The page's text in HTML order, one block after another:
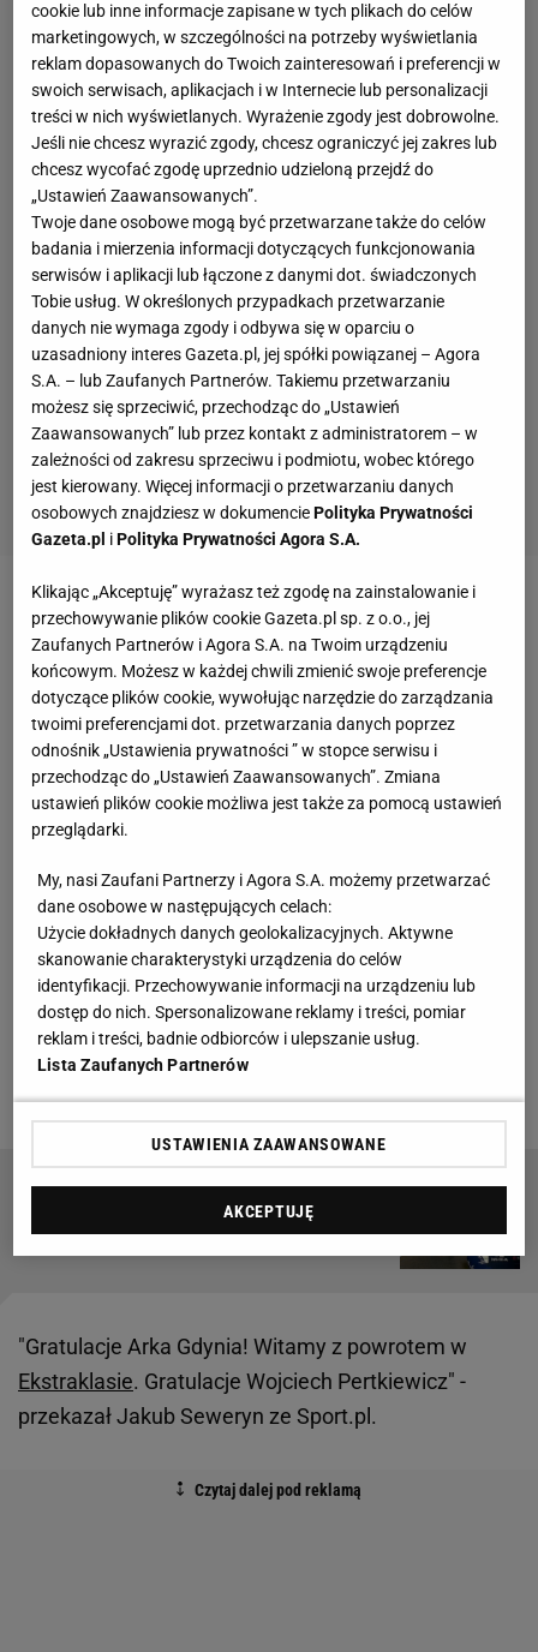
Zobacz wideoKosecki wprost o przyszłości Feio po
finale Pucharu Polski! Oto cała prawda
Tak eksperci zareagowali na powrót Arki Gdynia do
ekstraklasy. Wymowne słowa
Momentalnie po niedzielnym meczu na zwycięstwo
eksperci. Filip Modrzejewski ze Sport.pl zauważył,
że zbyt dużo błędów popełnił arbiter, którego
decyzje wywołały bardzo duże kontrowersje.
"Fatalnymeczsędziego Kuźmy" - napisał na portalu
"Gratulacje Arka Gdynia! Witamy z powrotem w
Ekstraklasie. Gratulacje Wojciech Pertkiewicz" -
przekazał Jakub Seweryn ze Sport.pl.
cookie lub inne informacje zapisane w tych plikach do celów
marketingowych, w szczególności na potrzeby wyświetlania
reklam dopasowanych do Twoich zainteresowań i preferencji w
swoich serwisach, aplikacjach i w Internecie lub personalizacji
treści w nich wyświetlanych. Wyrażenie zgody jest dobrowolne.
Jeśli nie chcesz wyrazić zgody, chcesz ograniczyć jej zakres lub
chcesz wycofać zgodę uprzednio udzieloną przejdź do
„Ustawień Zaawansowanych”.
Twoje dane osobowe mogą być przetwarzane także do celów
badania i mierzenia informacji dotyczących funkcjonowania
serwisów i aplikacji lub łączone z danymi dot. świadczonych
Tobie usług. W określonych przypadkach przetwarzanie
danych nie wymaga zgody i odbywa się w oparciu o
uzasadniony interes Gazeta.pl, jej spółki powiązanej – Agora
S.A. – lub Zaufanych Partnerów. Takiemu przetwarzaniu
możesz się sprzeciwić, przechodząc do „Ustawień
Zaawansowanych” lub przez kontakt z administratorem – w
zależności od zakresu sprzeciwu i podmiotu, wobec którego
jest kierowany. Więcej informacji o przetwarzaniu danych
osobowych znajdziesz w dokumenciePolityka Prywatności
Gazeta.pl iPolityka Prywatności Agora S.A.
Klikając „Akceptuję” wyrażasz też zgodę na zainstalowanie i
przechowywanie plików cookie Gazeta.pl sp. z o.o., jej
Zaufanych Partnerów i Agora S.A. na Twoim urządzeniu
końcowym. Możesz w każdej chwili zmienić swoje preferencje
dotyczące plików cookie, wywołując narzędzie do zarządzania
twoimi preferencjami dot. przetwarzania danych poprzez
odnośnik „Ustawienia prywatności ” w stopce serwisu i
przechodząc do „Ustawień Zaawansowanych”. Zmiana
ustawień plików cookie możliwa jest także za pomocą ustawień
przeglądarki.
My, nasi Zaufani Partnerzy i Agora S.A. możemy przetwarzać
dane osobowe w następujących celach:
Użycie dokładnych danych geolokalizacyjnych. Aktywne
skanowanie charakterystyki urządzenia do celów
identyfikacji. Przechowywanie informacji na urządzeniu lub
dostęp do nich. Spersonalizowane reklamy i treści, pomiar
reklam i treści, badnie odbiorców i ulepszanie usług.
Lista Zaufanych Partnerów
USTAWIENIA ZAAWANSOWANE
AKCEPTUJĘ